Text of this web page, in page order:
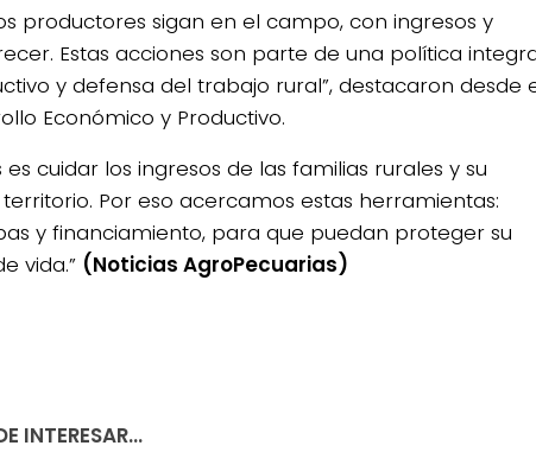
productores sigan en el campo, con ingresos y
Estas acciones son parte de una política
y defensa del trabajo rural”, destacaron desde
Económico y Productivo.
es cuidar los ingresos de las familias rurales y su
Por eso acercamos estas herramientas:
y financiamiento, para que puedan proteger su
vida.” (Noticias AgroPecuarias)
INTERESAR...